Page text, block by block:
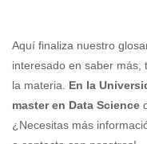
Aquí finaliza nuestro
interesado en saber más,
la materia. En la
master en Data Science
¿Necesitas más